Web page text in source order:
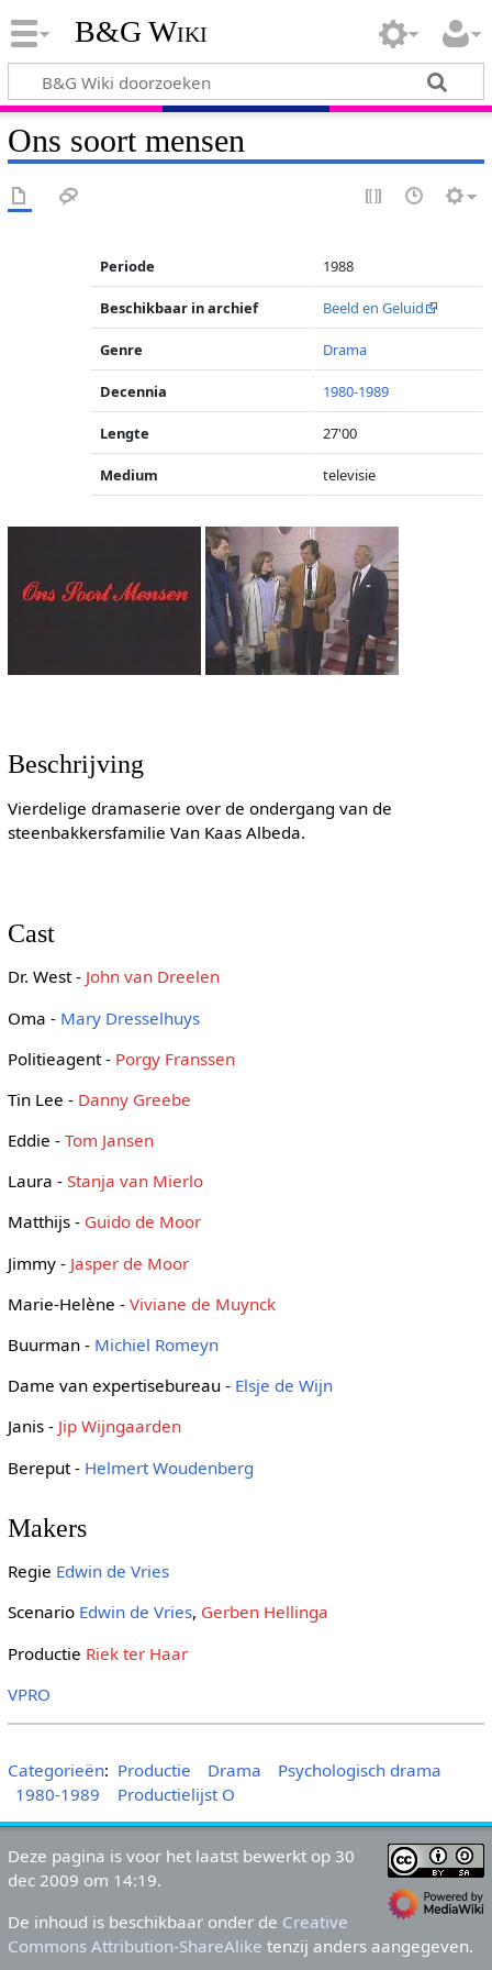
B&G Wiki
Ons soort mensen
Periode 1988
Beschikbaar in archief Beeld en Geluid
Genre Drama
Decennia 1980-1989
Lengte 27'00
Medium televisie
Beschrijving
Vierdelige dramaserie over de ondergang van de
steenbakkersfamilie Van Kaas Albeda.
Cast
Dr. West - John van Dreelen
Oma - Mary Dresselhuys
Politieagent - Porgy Franssen
Tin Lee - Danny Greebe
Eddie - Tom Jansen
Laura - Stanja van Mierlo
Matthijs - Guido de Moor
Jimmy - Jasper de Moor
Marie-Helène - Viviane de Muynck
Buurman - Michiel Romeyn
Dame van expertisebureau - Elsje de Wijn
Janis - Jip Wijngaarden
Bereput - Helmert Woudenberg
Makers
Regie Edwin de Vries
Scenario Edwin de Vries, Gerben Hellinga
Productie Riek ter Haar
VPRO
Categorieën: Productie Drama
Psychologisch drama
1980-1989
Productielijst O
Deze pagina is voor het laatst bewerkt op 30
dec 2009 om 14:19.
De inhoud is beschikbaar onder de Creative
Commons Attribution-ShareAlike tenzij anders aangegeven.